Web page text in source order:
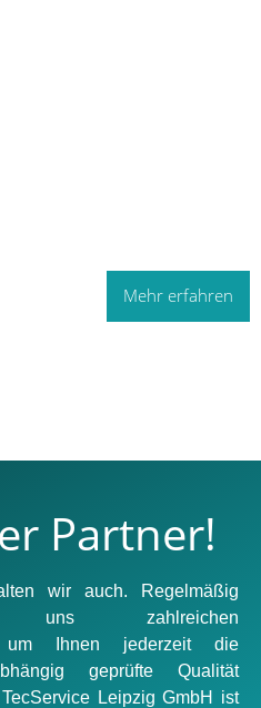
Mehr erfahren
Partner!
wir auch. Regelmäßig
uns zahlreichen
um Ihnen jederzeit die
geprüfte Qualität
Leipzig GmbH ist